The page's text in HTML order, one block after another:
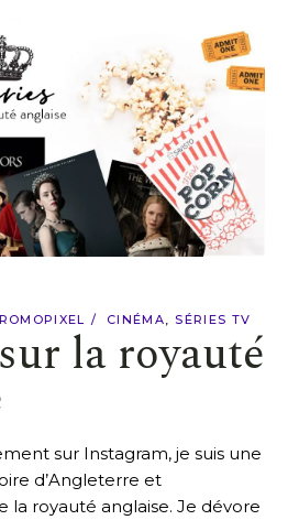
CINÉMA SÉRIES TV
la royauté
sur Instagram, je suis une
d’Angleterre et
la royauté anglaise. Je dévore